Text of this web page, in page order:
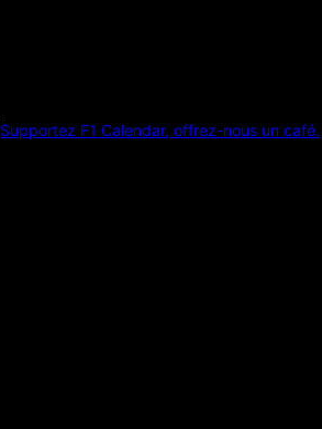
Supportez F1 Calendar, offrez-nous un café.